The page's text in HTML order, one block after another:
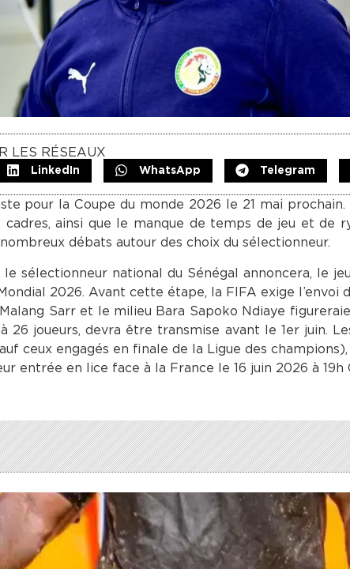
LES RÉSEAUX
LinkedIn WhatsApp Telegram
pour la Coupe du monde 2026 le 21 mai
cadres, ainsi que le manque de temps de jeu et de
débats autour des choix du sélectionneur.
sélectionneur national du Sénégal annoncera, le
2026. Avant cette étape, la FIFA exige l’envoi
Sarr et le milieu Bara Sapoko Ndiaye
joueurs, devra être transmise avant le 1er juin.
ceux engagés en finale de la Ligue des
entrée en lice face à la France le 16 juin 2026 à 19h